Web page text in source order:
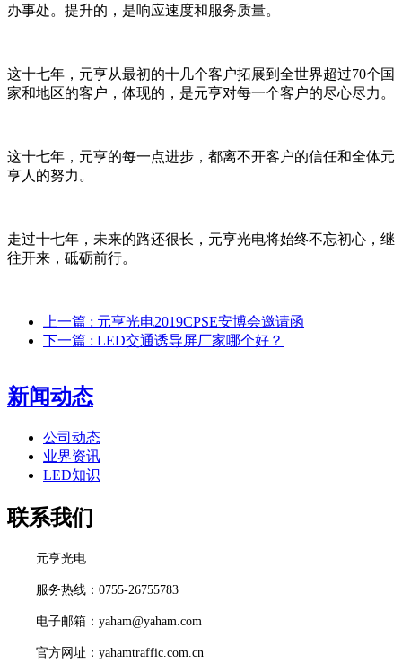
办事处。提升的，是响应速度和服务质量。
这十七年，元亨从最初的十几个客户拓展到全世界超过70个国
家和地区的客户，体现的，是元亨对每一个客户的尽心尽力。
这十七年，元亨的每一点进步，都离不开客户的信任和全体元
亨人的努力。
走过十七年，未来的路还很长，元亨光电将始终不忘初心，继
往开来，砥砺前行。
上一篇 : 元亨光电2019CPSE安博会邀请函
下一篇 : LED交通诱导屏厂家哪个好？
新闻动态
公司动态
业界资讯
LED知识
联系我们
元亨光电
服务热线：0755-26755783
电子邮箱：yaham@yaham.com
官方网址：yahamtraffic.com.cn